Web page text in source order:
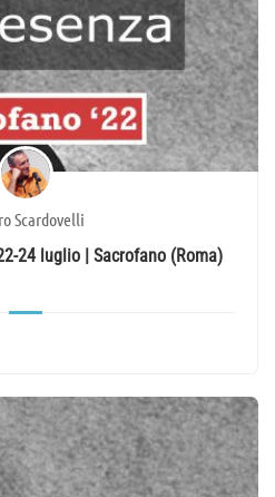
Scardovelli
24 luglio | Sacrofano (Roma)